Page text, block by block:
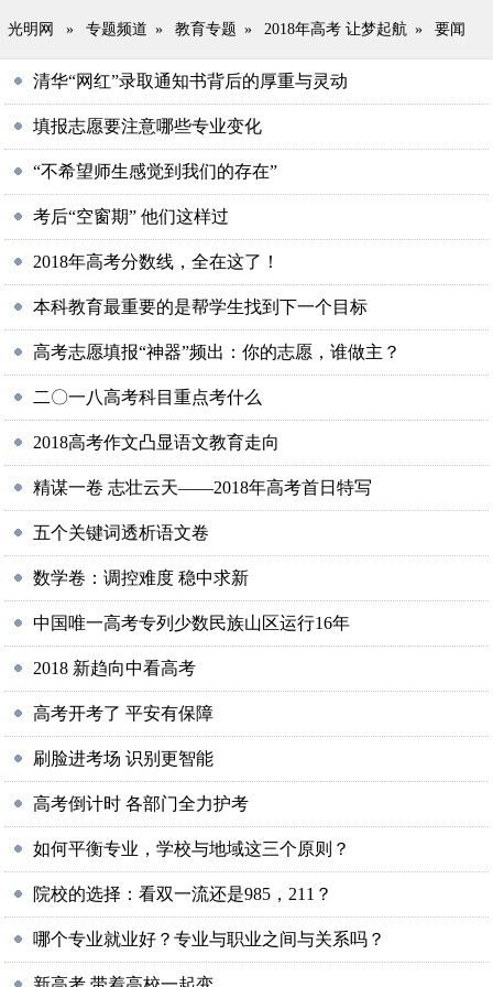
光明网 » 专题频道 » 教育专题 » 2018年高考 让梦起航 » 要闻
清华“网红”录取通知书背后的厚重与灵动
填报志愿要注意哪些专业变化
“不希望师生感觉到我们的存在”
考后“空窗期” 他们这样过
2018年高考分数线，全在这了！
本科教育最重要的是帮学生找到下一个目标
高考志愿填报“神器”频出：你的志愿，谁做主？
二〇一八高考科目重点考什么
2018高考作文凸显语文教育走向
精谋一卷 志壮云天——2018年高考首日特写
五个关键词透析语文卷
数学卷：调控难度 稳中求新
中国唯一高考专列少数民族山区运行16年
2018 新趋向中看高考
高考开考了 平安有保障
刷脸进考场 识别更智能
高考倒计时 各部门全力护考
如何平衡专业，学校与地域这三个原则？
院校的选择：看双一流还是985，211？
哪个专业就业好？专业与职业之间与关系吗？